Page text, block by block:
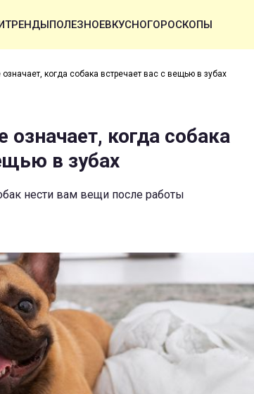
ТРЕНДЫПОЛЕЗНОЕВКУСНОГОРОСКОПЫ
когда собака встречает вас с вещью в зубах
когда собака
в зубах
нести вам вещи после работы